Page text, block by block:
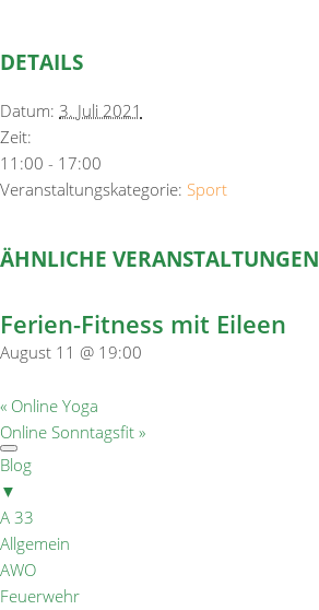
DETAILS
Datum: 3. Juli 2021
Zeit:
11:00 - 17:00
Veranstaltungskategorie: Sport
ÄHNLICHE VERANSTALTUNGEN
Ferien-Fitness mit Eileen
August 11 @ 19:00
« Online Yoga
Online Sonntagsfit »
Blog
▼
A 33
Allgemein
AWO
Feuerwehr